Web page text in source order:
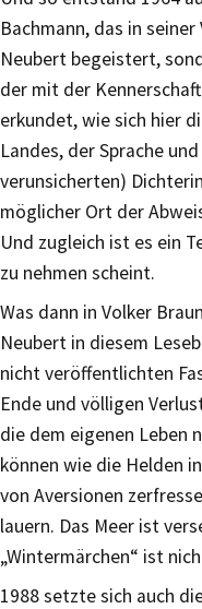
Bachmann, das in
Neubert begeistert,
der mit der
erkundet, wie sich hier
Landes, der Sprache
verunsicherten)
möglicher Ort der
Und zugleich ist es ein
zu nehmen scheint.
Was dann in Volker
Neubert in diesem
nicht veröffentlichten
Ende und völligen
die dem eigenen Leben
können wie die Helden
von Aversionen
lauern. Das Meer ist
„Wintermärchen“ ist
1988 setzte sich auch